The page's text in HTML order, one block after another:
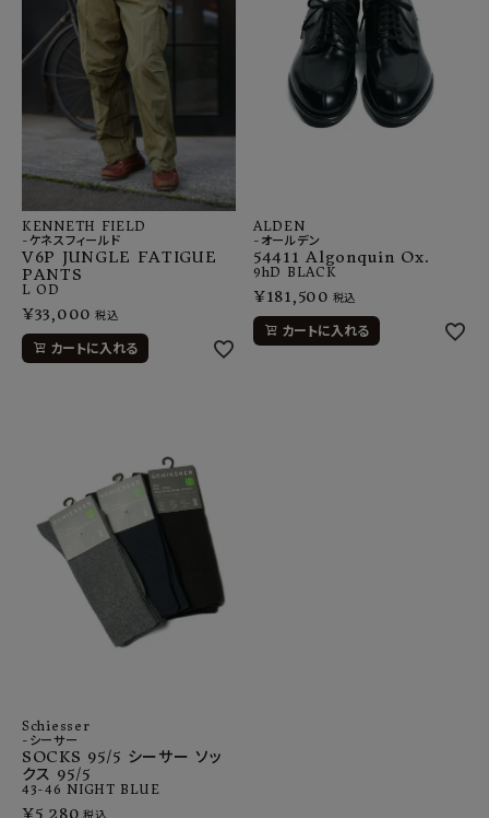
KENNETH FIELD
-ケネスフィールド
V6P JUNGLE FATIGUE
PANTS
L OD
¥33,000 税込
カートに入れる
ALDEN
-オールデン
54411 Algonquin Ox.
9hD BLACK
¥181,500 税込
カートに入れる
Schiesser
-シーサー
SOCKS 95/5 シーサー ソッ
クス 95/5
43-46 NIGHT BLUE
¥5,280 税込